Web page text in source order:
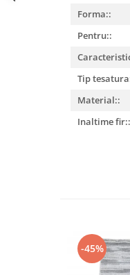
Forma::
Pentru::
Tip
Material::
Inaltime fir::
-45%